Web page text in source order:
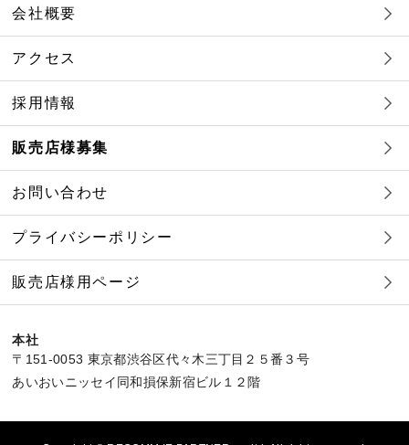
本社
〒151-0053 東京都渋谷区代々木三丁目２５番３号
あいおいニッセイ同和損保新宿ビル１２階
会社概要
アクセス
採用情報
販売店様募集
お問い合わせ
プライバシーポリシー
販売店様用ページ